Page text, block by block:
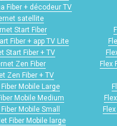
Fiber + décodeur TV
satellite
Start Fiber
Fiber + app TV Lite
Start Fiber + TV
Zen Fiber
Zen Fiber + TV
Mobile Large
Mobile Medium
Mobile Small
Fiber Mobile large
Flex